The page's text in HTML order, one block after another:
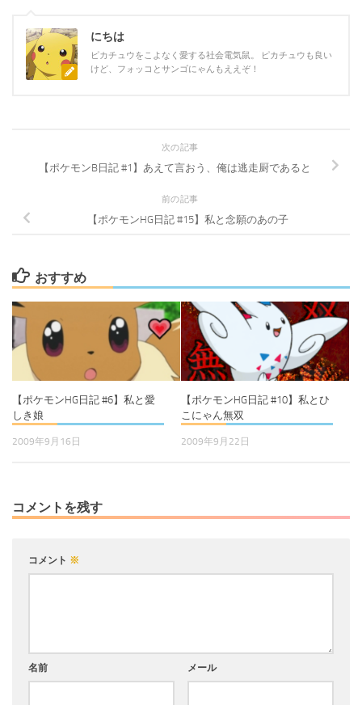
にちは
ピカチュウをこよなく愛する社会電気鼠。 ピカチュウも良い
けど、フォッコとサンゴにゃんもええぞ！
次の記事
【ポケモンB日記 #1】あえて言おう、俺は逃走厨であると
前の記事
【ポケモンHG日記 #15】私と念願のあの子
おすすめ
【ポケモンHG日記 #6】私と愛
しき娘
2009年9月16日
【ポケモンHG日記 #10】私とひ
こにゃん無双
2009年9月22日
コメントを残す
コメント ※
名前 メール